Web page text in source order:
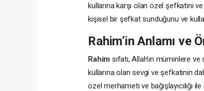
kullarına karşı olan özel şefkatini
kişisel bir şefkat sunduğunu ve
Rahim’in Anlamı ve
Rahim sıfatı, Allah’ın müminlere
kullarına olan sevgi ve şefkatinin
özel merhameti ve bağışlayıcılığı